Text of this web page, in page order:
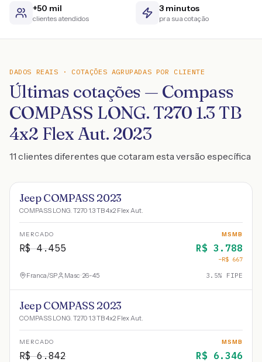
+50 mil
clientes atendidos
3 minutos
pra sua cotação
DADOS REAIS · COTAÇÕES AGRUPADAS POR CLIENTE
Últimas cotações — Compass
COMPASS LONG. T270 1.3 TB
4x2 Flex Aut. 2023
11 clientes diferentes que cotaram esta versão específica
Jeep COMPASS 2023
COMPASS LONG. T270 1.3 TB 4x2 Flex Aut.
MERCADO
R$4.455
MSMB
R$ 3.788
−R$ 667
Franca/SP Masc · 26-45 3.5% FIPE
Jeep COMPASS 2023
COMPASS LONG. T270 1.3 TB 4x2 Flex Aut.
MERCADO
R$6.842
MSMB
R$ 6.346